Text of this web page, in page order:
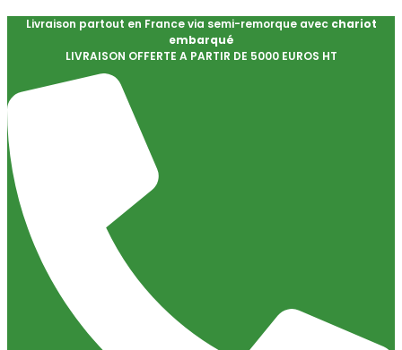
Livraison partout en France via semi-remorque avec chariot
embarqué
LIVRAISON OFFERTE A PARTIR DE 5000 EUROS HT